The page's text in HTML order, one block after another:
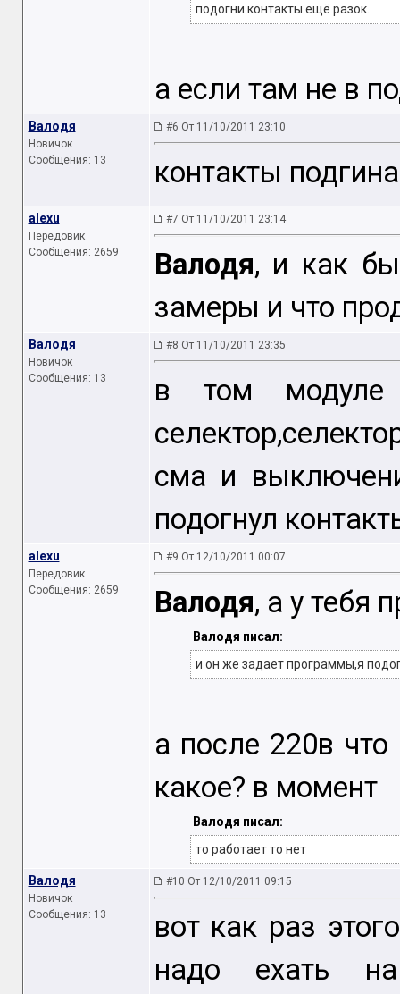
подогни контакты ещё разок.
а если там не в
Валодя
Новичок
Сообщения: 13
#6 От 11/10/2011 23:10
контакты
alexu
Передовик
Сообщения: 2659
#7 От 11/10/2011 23:14
Валодя, и как
замеры и что
Валодя
Новичок
Сообщения: 13
#8 От 11/10/2011 23:35
в том
сма и
подогнул
alexu
Передовик
Сообщения: 2659
#9 От 12/10/2011 00:07
Валодя, а у тебя
Валодя писал:
и он же задает программы,я
а после 220в
какое? в момент
Валодя писал:
то работает то нет
Валодя
Новичок
Сообщения: 13
#10 От 12/10/2011 09:15
вот как раз
надо ехать